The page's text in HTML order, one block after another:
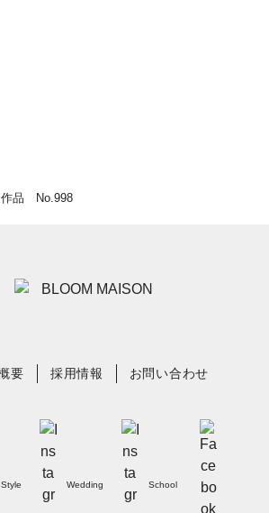
作品 No.998
要 採用情報 お問い合わせ
Wedding School